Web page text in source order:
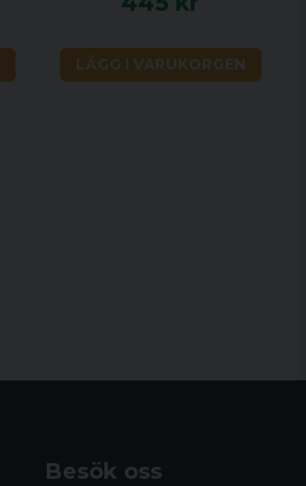
LÄGG I VARUKORGEN
Besök oss